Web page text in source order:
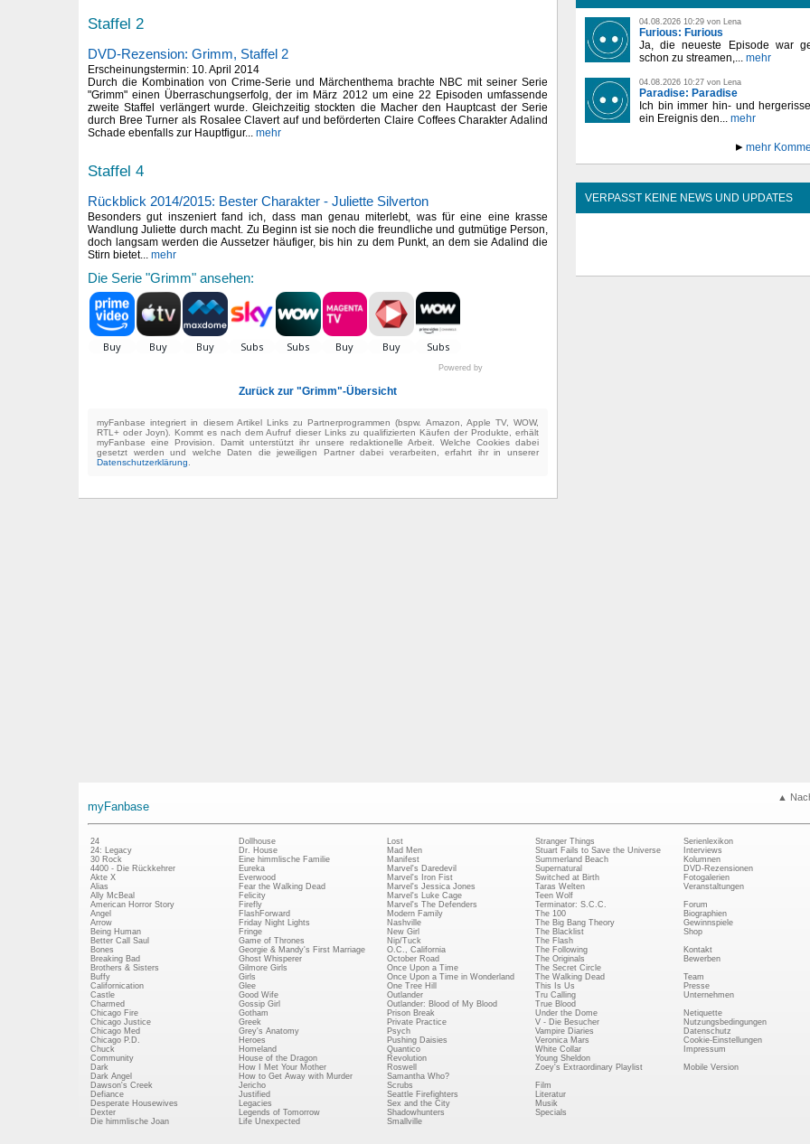
Staffel 2
DVD-Rezension: Grimm, Staffel 2
Erscheinungstermin: 10. April 2014
Durch die Kombination von Crime-Serie und Märchenthema brachte NBC mit seiner Serie
"Grimm" einen Überraschungserfolg, der im März 2012 um eine 22 Episoden umfassende
zweite Staffel verlängert wurde. Gleichzeitig stockten die Macher den Hauptcast der Serie
durch Bree Turner als Rosalee Clavert auf und beförderten Claire Coffees Charakter Adalind
Schade ebenfalls zur Hauptfigur... mehr
Staffel 4
Rückblick 2014/2015: Bester Charakter - Juliette Silverton
Besonders gut inszeniert fand ich, dass man genau miterlebt, was für eine eine krasse
Wandlung Juliette durch macht. Zu Beginn ist sie noch die freundliche und gutmütige Person,
doch langsam werden die Aussetzer häufiger, bis hin zu dem Punkt, an dem sie Adalind die
Stirn bietet... mehr
Die Serie "Grimm" ansehen:
Powered by
Zurück zur "Grimm"-Übersicht
myFanbase integriert in diesem Artikel Links zu Partnerprogrammen (bspw. Amazon, Apple TV, WOW,
RTL+ oder Joyn). Kommt es nach dem Aufruf dieser Links zu qualifizierten Käufen der Produkte, erhält
myFanbase eine Provision. Damit unterstützt ihr unsere redaktionelle Arbeit. Welche Cookies dabei
gesetzt werden und welche Daten die jeweiligen Partner dabei verarbeiten, erfahrt ihr in unserer
Datenschutzerklärung.
04.08.2026 10:29 von Lena
Furious: Furious
Ja, die neueste Episode war
schon zu streamen,... mehr
04.08.2026 10:27 von Lena
Paradise: Paradise
Ich bin immer hin- und
ein Ereignis den... mehr
mehr
VERPASST KEINE NEWS UND UPDATES
▲
myFanbase
24
24: Legacy
30 Rock
4400 - Die Rückkehrer
Akte X
Alias
Ally McBeal
American Horror Story
Angel
Arrow
Being Human
Better Call Saul
Bones
Breaking Bad
Brothers & Sisters
Buffy
Californication
Castle
Charmed
Chicago Fire
Chicago Justice
Chicago Med
Chicago P.D.
Chuck
Community
Dark
Dark Angel
Dawson's Creek
Defiance
Desperate Housewives
Dexter
Die himmlische Joan
Dollhouse
Dr. House
Eine himmlische Familie
Eureka
Everwood
Fear the Walking Dead
Felicity
Firefly
FlashForward
Friday Night Lights
Fringe
Game of Thrones
Georgie & Mandy's First Marriage
Ghost Whisperer
Gilmore Girls
Girls
Glee
Good Wife
Gossip Girl
Gotham
Greek
Grey's Anatomy
Heroes
Homeland
House of the Dragon
How I Met Your Mother
How to Get Away with Murder
Jericho
Justified
Legacies
Legends of Tomorrow
Life Unexpected
Lost
Mad Men
Manifest
Marvel's Daredevil
Marvel's Iron Fist
Marvel's Jessica Jones
Marvel's Luke Cage
Marvel's The Defenders
Modern Family
Nashville
New Girl
Nip/Tuck
O.C., California
October Road
Once Upon a Time
Once Upon a Time in Wonderland
One Tree Hill
Outlander
Outlander: Blood of My Blood
Prison Break
Private Practice
Psych
Pushing Daisies
Quantico
Revolution
Roswell
Samantha Who?
Scrubs
Seattle Firefighters
Sex and the City
Shadowhunters
Smallville
Stranger Things
Stuart Fails to Save the Universe
Summerland Beach
Supernatural
Switched at Birth
Taras Welten
Teen Wolf
Terminator: S.C.C.
The 100
The Big Bang Theory
The Blacklist
The Flash
The Following
The Originals
The Secret Circle
The Walking Dead
This Is Us
Tru Calling
True Blood
Under the Dome
V - Die Besucher
Vampire Diaries
Veronica Mars
White Collar
Young Sheldon
Zoey's Extraordinary Playlist
Film
Literatur
Musik
Specials
Serienlexikon
Interviews
Kolumnen
DVD-Rezensionen
Fotogalerien
Veranstaltungen
Forum
Biographien
Gewinnspiele
Shop
Kontakt
Bewerben
Team
Presse
Unternehmen
Netiquette
Nutzungsbedingungen
Datenschutz
Cookie-Einstellungen
Impressum
Mobile Version